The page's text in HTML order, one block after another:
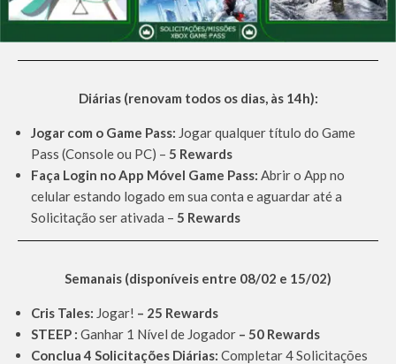
Diárias (renovam todos os dias, às 14h):
Jogar com o Game Pass: Jogar qualquer título do Game
Pass (Console ou PC) – 5 Rewards
Faça Login no App Móvel Game Pass: Abrir o App no
celular estando logado em sua conta e aguardar até a
Solicitação ser ativada – 5 Rewards
Semanais (disponíveis entre 08/02 e 15/02)
Cris Tales: Jogar! – 25 Rewards
STEEP : Ganhar 1 Nível de Jogador – 50 Rewards
Conclua 4 Solicitações Diárias: Completar 4 Solicitações